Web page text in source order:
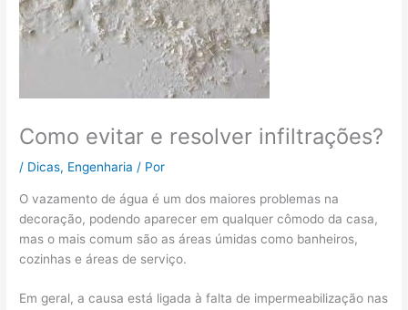
Como evitar e resolver infiltrações?
/ Dicas, Engenharia / Por
O vazamento de água é um dos maiores problemas na
decoração, podendo aparecer em qualquer cômodo da casa,
mas o mais comum são as áreas úmidas como banheiros,
cozinhas e áreas de serviço.
Em geral, a causa está ligada à falta de impermeabilização nas